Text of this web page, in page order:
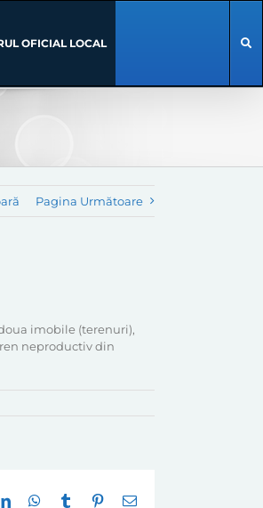
OFICIAL LOCAL
Pagina Următoare
imobile (terenuri),
neproductiv din
LinkedInWhatsApp
Tumblr Pinterest
E-